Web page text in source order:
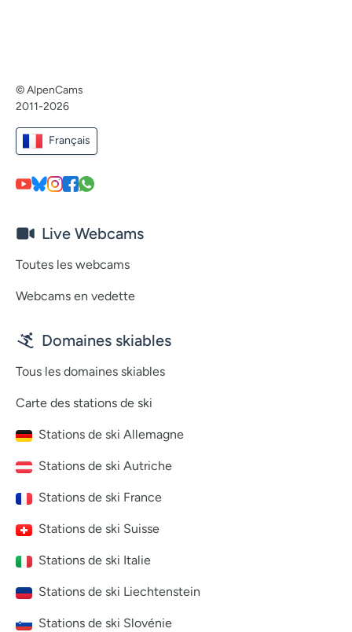
© AlpenCams
2011-2026
Français
Live Webcams
Toutes les webcams
Webcams en vedette
Domaines skiables
Tous les domaines skiables
Carte des stations de ski
Stations de ski Allemagne
Stations de ski Autriche
Stations de ski France
Stations de ski Suisse
Stations de ski Italie
Stations de ski Liechtenstein
Stations de ski Slovénie